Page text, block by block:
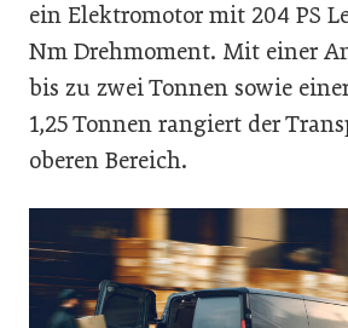
ein Elektromotor mit 204 PS
Nm Drehmoment. Mit einer
bis zu zwei Tonnen sowie
1,25 Tonnen rangiert der
oberen Bereich.